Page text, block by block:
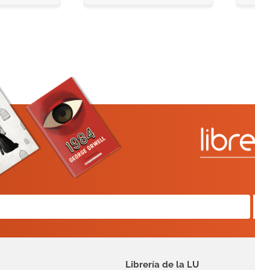
Librería de la LU